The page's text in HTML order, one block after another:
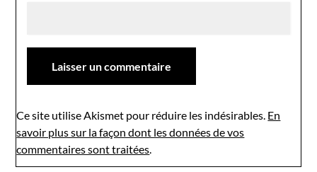
Ce site utilise Akismet pour réduire les indésirables. En
savoir plus sur la façon dont les données de vos
commentaires sont traitées.